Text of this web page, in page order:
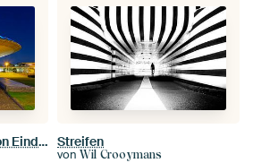
Nachtaufnahme Evoluon Eindhoven Streifen
von Wil Crooymans